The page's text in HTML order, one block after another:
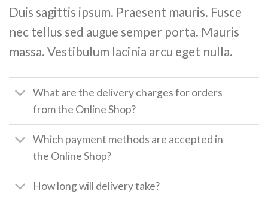
Duis sagittis ipsum. Praesent mauris. Fusce
nec tellus sed augue semper porta. Mauris
massa. Vestibulum lacinia arcu eget nulla.
What are the delivery charges for orders
from the Online Shop?
Which payment methods are accepted in
the Online Shop?
How long will delivery take?